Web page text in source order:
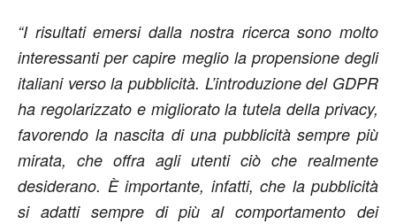
“I risultati emersi dalla nostra ricerca sono molto
interessanti per capire meglio la propensione degli
italiani verso la pubblicità. L’introduzione del GDPR
ha regolarizzato e migliorato la tutela della privacy,
favorendo la nascita di una pubblicità sempre più
mirata, che offra agli utenti ciò che realmente
desiderano. È importante, infatti, che la pubblicità
si adatti sempre di più al comportamento dei